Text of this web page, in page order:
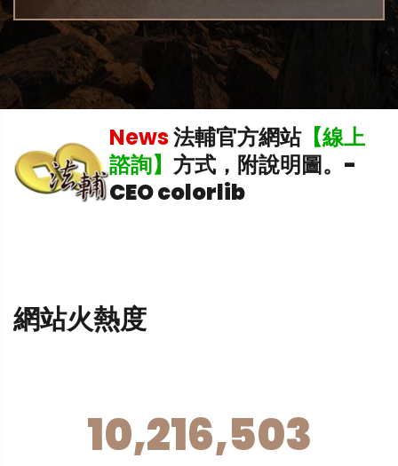
News法輔官方網站【線上
諮詢】 方式，附說明圖。 -
CEO colorlib
網站火熱度
10,216,503